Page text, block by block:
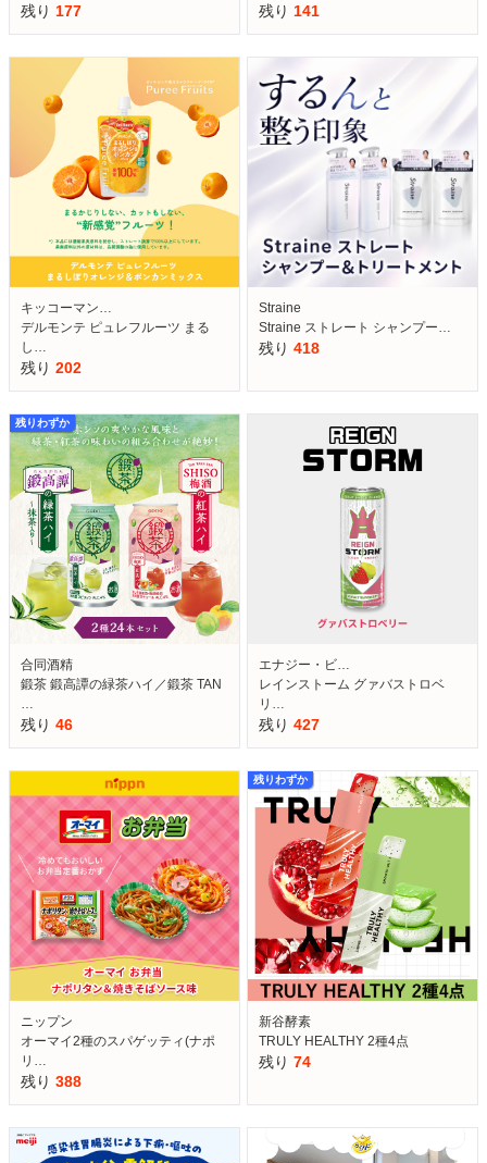
残り 177 残り 141
キッコーマン…
デルモンテ ピュレフルーツ まる
し…
残り 202
Straine
Straine ストレート シャンプー…
残り 418
合同酒精
鍛茶 鍛高譚の緑茶ハイ／鍛茶 TAN
…
残り 46
残りわずか
エナジー・ビ…
レインストーム グァバストロベ
リ…
残り 427
ニップン
オーマイ2種のスパゲッティ(ナポ
リ…
残り 388
新谷酵素
TRULY HEALTHY 2種4点
残り 74
残りわずか